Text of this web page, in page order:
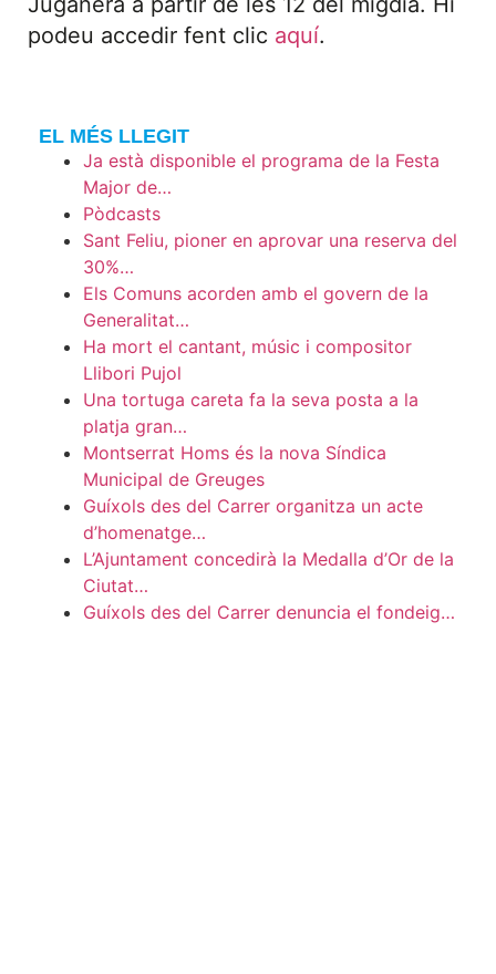
podeu accedir fent clic aquí.
EL MÉS LLEGIT
Ja està disponible el programa de la Festa
Major de…
Pòdcasts
Sant Feliu, pioner en aprovar una reserva del
30%…
Els Comuns acorden amb el govern de la
Generalitat…
Ha mort el cantant, músic i compositor
Llibori Pujol
Una tortuga careta fa la seva posta a la
platja gran…
Montserrat Homs és la nova Síndica
Municipal de Greuges
Guíxols des del Carrer organitza un acte
d’homenatge…
L’Ajuntament concedirà la Medalla d’Or de la
Ciutat…
Guíxols des del Carrer denuncia el fondeig…